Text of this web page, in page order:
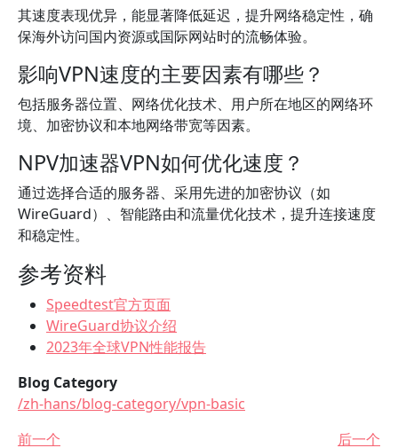
其速度表现优异，能显著降低延迟，提升网络稳定性，确
保海外访问国内资源或国际网站时的流畅体验。
影响VPN速度的主要因素有哪些？
包括服务器位置、网络优化技术、用户所在地区的网络环
境、加密协议和本地网络带宽等因素。
NPV加速器VPN如何优化速度？
通过选择合适的服务器、采用先进的加密协议（如
WireGuard）、智能路由和流量优化技术，提升连接速度
和稳定性。
参考资料
Speedtest官方页面
WireGuard协议介绍
2023年全球VPN性能报告
Blog Category
/zh-hans/blog-category/vpn-basic
前一个
后一个